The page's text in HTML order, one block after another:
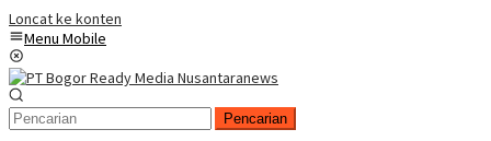
Loncat ke konten
Menu Mobile
Pencarian